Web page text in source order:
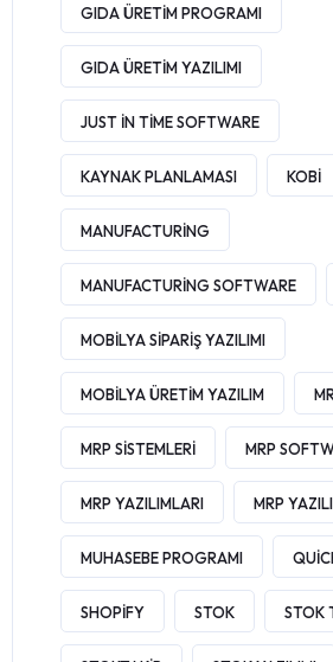
GIDA ÜRETIM PROGRAMI
GIDA ÜRETIM YAZILIMI
JUST IN TIME SOFTWARE
KAYNAK PLANLAMASI KOBI
MANUFACTURING
MANUFACTURING SOFTWARE
MOBILYA SIPARIŞ YAZILIMI
MOBILYA ÜRETIM YAZILIM
MRP SISTEMLERI MRP
MRP YAZILIMLARI MRP
MUHASEBE PROGRAMI
SHOPIFY STOK STOK